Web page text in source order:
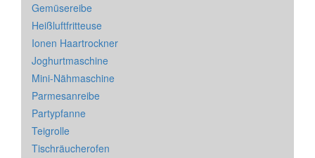
Gemüsereibe
Heißluftfritteuse
Ionen Haartrockner
Joghurtmaschine
Mini-Nähmaschine
Parmesanreibe
Partypfanne
Teigrolle
Tischräucherofen